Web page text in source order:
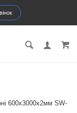
600х3000х2мм SW-